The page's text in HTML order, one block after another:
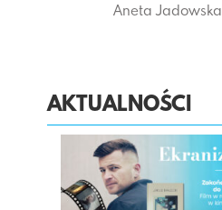
Aneta Jadowska
AKTUALNOŚCI